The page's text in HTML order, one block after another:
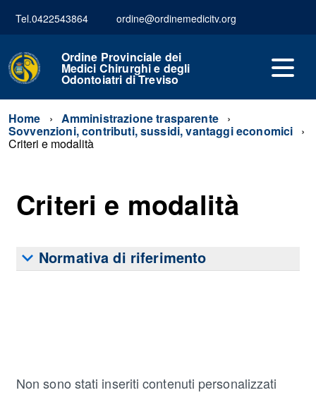
Tel.0422543864 ordine@ordinemedicitv.org
Ordine Provinciale dei
Medici Chirurghi e degli
Odontoiatri di Treviso
Home Amministrazione trasparente
Sovvenzioni, contributi, sussidi, vantaggi economici
Criteri e modalità
Criteri e modalità
Normativa di riferimento
Non sono stati inseriti contenuti personalizzati